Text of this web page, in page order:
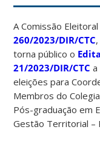
A Comissão
260/2023/DIR/CTC
torna público o
21/2023/DIR/CTC a
eleições para
Membros do
Pós-graduação em
Gestão Territorial –